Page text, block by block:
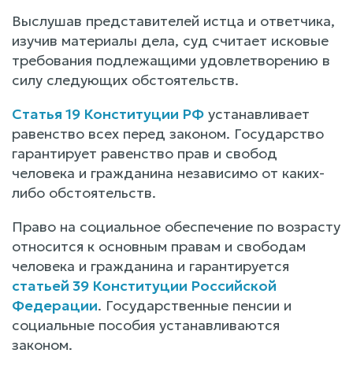
Выслушав представителей истца и ответчика,
изучив материалы дела, суд считает исковые
требования подлежащими удовлетворению в
силу следующих обстоятельств.
Статья 19 Конституции РФ устанавливает
равенство всех перед законом. Государство
гарантирует равенство прав и свобод
человека и гражданина независимо от каких-
либо обстоятельств.
Право на социальное обеспечение по возрасту
относится к основным правам и свободам
человека и гражданина и гарантируется
статьей 39 Конституции Российской
Федерации. Государственные пенсии и
социальные пособия устанавливаются
законом.